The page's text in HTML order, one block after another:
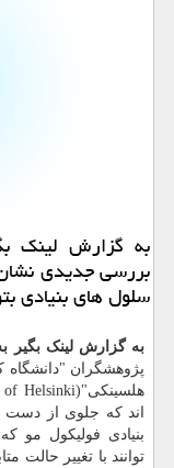
به گزارش لینك
بررسی جدیدی نشان
سلول های بنیادی
به گزارش لینک بگیر
اند که جلوی از دست
بنیادی فولیکول مو
توانند با تغییر حالت